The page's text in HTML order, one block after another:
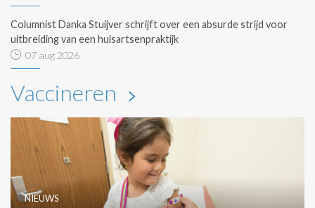
Columnist Danka Stuijver schrijft over een absurde strijd voor
uitbreiding van een huisartsenpraktijk
07 aug 2026
Vaccineren
NIEUWS